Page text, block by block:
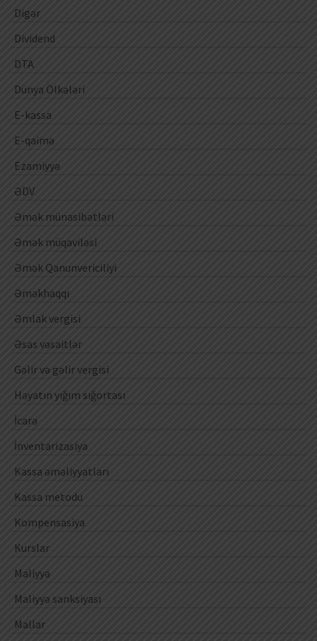
Digər
Dividend
DTA
Dünya Ölkələri
E-kassa
E-qaimə
Ezamiyyə
ƏDV
Əmək münasibətləri
Əmək müqaviləsi
Əmək Qanunvericiliyi
Əməkhaqqı
Əmlak vergisi
Əsas vəsaitlər
Gəlir və gəlir vergisi
Həyatın yığım sığortası
İcarə
İnventarizasiya
Kassa əməliyyatları
Kassa metodu
Kompensasiya
Kurslar
Maliyyə
Maliyyə sanksiyası
Mallar